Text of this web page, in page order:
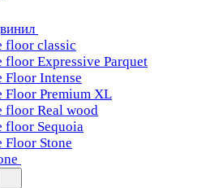
floor classic
floor Expressive Parquet
Floor Intense
Floor Premium XL
floor Real wood
floor Sequoia
Floor Stone